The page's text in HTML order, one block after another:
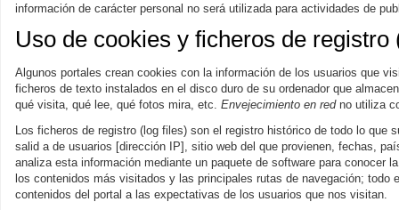
información de carácter personal no será utilizada para actividades de
Uso de cookies y ficheros de registro
Algunos portales crean cookies con la información de los usuarios que
ficheros de texto instalados en el disco duro de su ordenador que
qué visita, qué lee, qué fotos mira, etc. Envejecimiento en redno utiliza
Los ficheros de registro (log files) son el registro histórico de todo lo que
salid a de usuarios [dirección IP], sitio web del que provienen, fechas,
analiza esta información mediante un paquete de software para conocer
los contenidos más visitados y las principales rutas de navegación; todo
contenidos del portal a las expectativas de los usuarios que nos visitan.